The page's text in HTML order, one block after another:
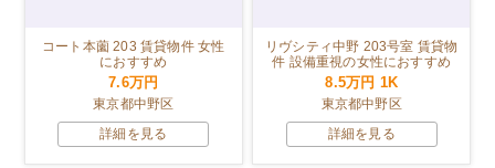
コート本薗 203 賃貸物件 女性
におすすめ
7.6万円
東京都中野区
詳細を見る
リヴシティ中野 203号室 賃貸物
件 設備重視の女性におすすめ
8.5万円 1K
東京都中野区
詳細を見る